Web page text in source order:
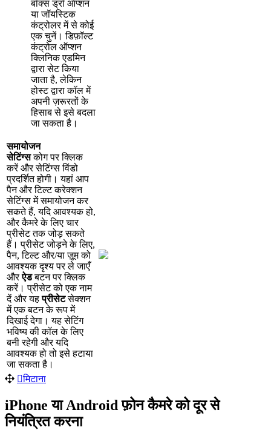
बकस डर ऑपशन
य जयसक
कटरलर म स कई
एक चन। डफलट
कटरल ऑपशन
कनक एडमन
दर सट कय
जत ह, लकन
हसट दर कल म
अपन जररत क
हसब स इस बदल
ज सकत ह ।
समयजन
सटगस कग पर कक
कर और सटगस वड
परदरत हग । यह आप
पन और टलट करकशन
सटगस म समयजन कर
सकत ह, यद आवशयक ह,
और कमर क लए चर
परसट तक जड सकत
ह । परसट जडन क लए,
पन, टलट और/य जम क
आवशयक दशय पर ल जए
और ऐड बटन पर कक
कर। परसट क एक नम
द और यह परसट सकशन
म एक बटन क रप म
दखई दग । यह सटग
भवषय क कल क लए
बन रहग और यद
आवशयक ह त इस हटय
ज सकत ह ।
मटन
iPhone य Android फन कमर क दर स
नयतत करन